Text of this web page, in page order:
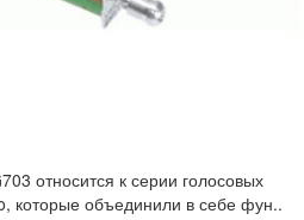
относится к серии голосовых
которые объединили в себе фун..